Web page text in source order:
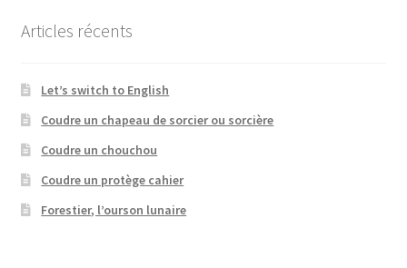
Articles récents
Let’s switch to English
Coudre un chapeau de sorcier ou sorcière
Coudre un chouchou
Coudre un protège cahier
Forestier, l’ourson lunaire